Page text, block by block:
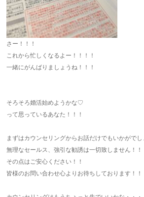
さー！！！
これから忙しくなるよー！！！！
一緒にがんばりましょうね！！！
そろそろ婚活始めようかな♡
って思っているあなた！！！
まずはカウンセリングからお話だけでもいかがでし
無理なセールス、強引な勧誘は一切致しません！！
その点はご安心ください！！
皆様のお問い合わせ心よりお待ちしております！！